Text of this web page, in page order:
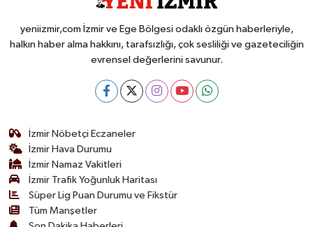
yeniizmir,com İzmir ve Ege Bölgesi odaklı özgün haberleriyle,
halkın haber alma hakkını, tarafsızlığı, çok sesliliği ve gazeteciliğin
evrensel değerlerini savunur.
İzmir Nöbetçi Eczaneler
İzmir Hava Durumu
İzmir Namaz Vakitleri
İzmir Trafik Yoğunluk Haritası
Süper Lig Puan Durumu ve Fikstür
Tüm Manşetler